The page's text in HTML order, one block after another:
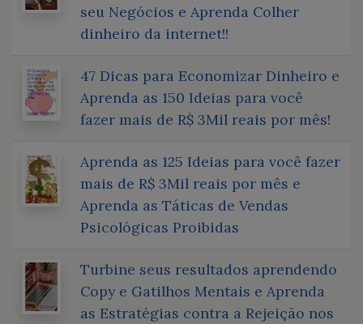
seu Negócios e Aprenda Colher
dinheiro da internet!!
47 Dicas para Economizar Dinheiro e
Aprenda as 150 Ideias para você
fazer mais de R$ 3Mil reais por mês!
Aprenda as 125 Ideias para você fazer
mais de R$ 3Mil reais por mês e
Aprenda as Táticas de Vendas
Psicológicas Proibidas
Turbine seus resultados aprendendo
Copy e Gatilhos Mentais e Aprenda
as Estratégias contra a Rejeição nos